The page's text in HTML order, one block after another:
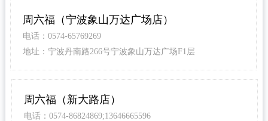
周六福（宁波象山万达广场店）
电话：0574-65769269
地址：宁波丹南路266号宁波象山万达广场F1层
周六福（新大路店）
电话：0574-86824869;13646665596